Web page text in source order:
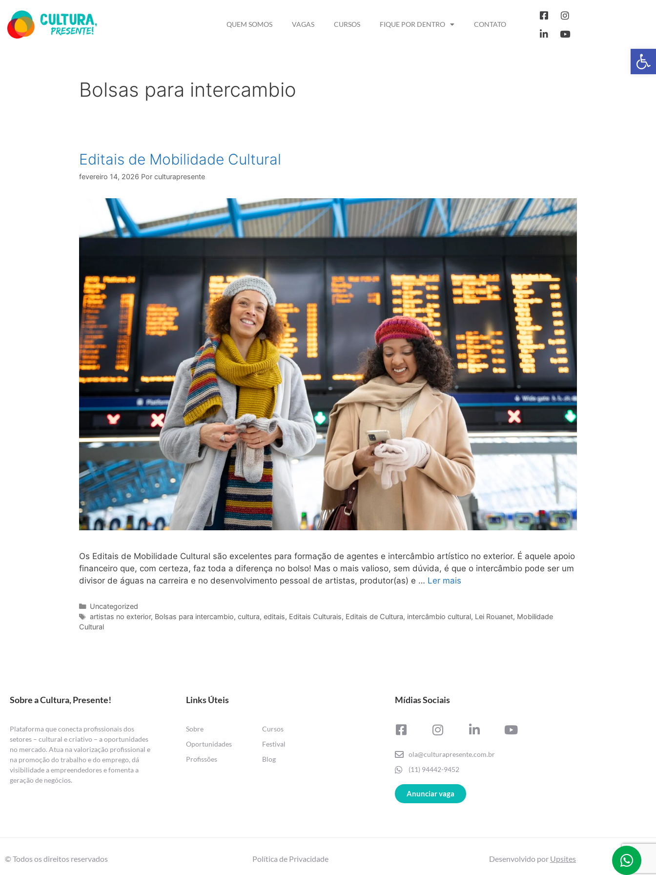
Abrir
QUEM SOMOS VAGAS CURSOS FIQUE POR DENTRO CONTATO
Bolsas para intercambio
Editais de Mobilidade Cultural
fevereiro 14, 2026 Por culturapresente
Os Editais de Mobilidade Cultural são excelentes para formação de agentes e intercâmbio artístico no exterior. É aquele apoio
financeiro que, com certeza, faz toda a diferença no bolso! Mas o mais valioso, sem dúvida, é que o intercâmbio pode ser um
divisor de águas na carreira e no desenvolvimento pessoal de artistas, produtor(as) e … Ler mais
Uncategorized
artistas no exterior, Bolsas para intercambio, cultura, editais, Editais Culturais, Editais de Cultura, intercâmbio cultural, Lei Rouanet, Mobilidade
Cultural
Sobre a Cultura, Presente!
Plataforma que conecta profissionais dos
setores – cultural e criativo – a oportunidades
no mercado. Atua na valorização profissional e
na promoção do trabalho e do emprego, dá
visibilidade a empreendedores e fomenta a
geração de negócios.
Links Úteis
Sobre
Oportunidades
Profissões
Cursos
Festival
Blog
Mídias Sociais
ola@culturapresente.com.br
(11) 94442-9452
Anunciar vaga
© Todos os direitos reservados Política de Privacidade Desenvolvido por Upsites